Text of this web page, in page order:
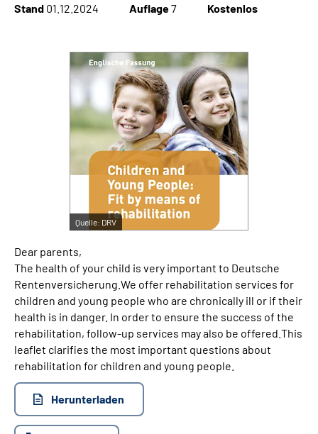
Inhalte in Gebärdensprache (DGS)
Leichte Sprache
Mein Kundenportal
Stand 01.12.2024 Auflage7 Kostenlos
Quelle: DRV
Dear parents,
The health of your child is very important to Deutsche
Rentenversicherung.We offer rehabilitation services for
children and young people who are chronically ill or if their
health is in danger. In order to ensure the success of the
rehabilitation, follow-up services may also be offered.This
leaflet clarifies the most important questions about
rehabilitation for children and young people.
Herunterladen